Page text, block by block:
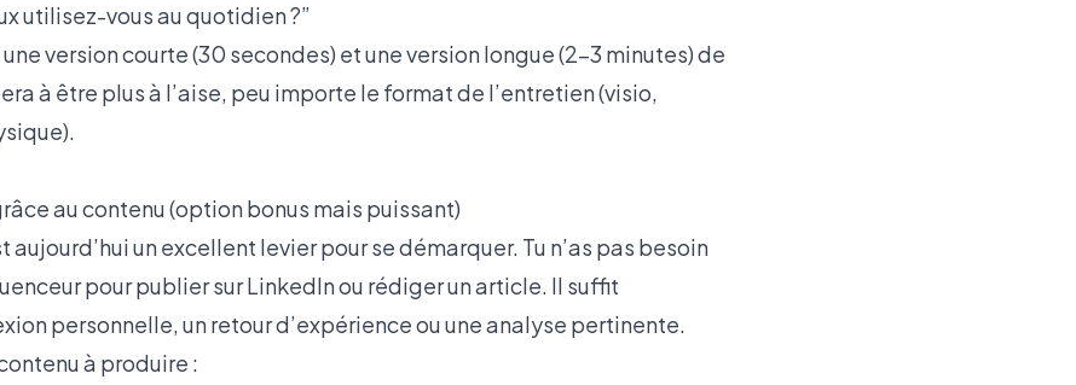
utilisez-vous au quotidien ?”
version courte (30 secondes) et une version longue (2-3 minutes) de
à être plus à l’aise, peu importe le format de l’entretien (visio,
au contenu (option bonus mais puissant)
aujourd’hui un excellent levier pour se démarquer. Tu n’as pas besoin
pour publier sur LinkedIn ou rédiger un article. Il suffit
personnelle, un retour d’expérience ou une analyse pertinente.
à produire :